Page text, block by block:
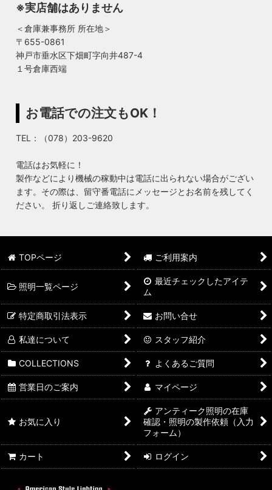
※実店舗はありません
＜倉庫兼事務所 所在地＞
〒655-0861
神戸市垂水区下畑町字向井487-4
１号倉庫西端
お電話での注文もOK！
TEL：（078）203-9620
電話はお気軽に！
製作などにより機械の稼動中は電話に出られない場合がござい
ます。その際は、留守番電話にメッセージとお名前を残してく
ださい。 折り返しご連絡致します。
TOPページ ご利用案内
照明一覧ページ
最近チェックしたアイテ
ム
特定商取引法表示 お問い合せ
私達について スタッフ紹介
COLLECTIONS よくあるご質問
営業日のご案内 マイページ
お気に入り
アンティーク照明の在庫
確認・照明の製作依頼（入力
フォーム）
カート ログイン